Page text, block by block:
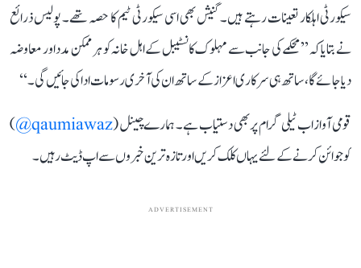
سیکورٹی اہلکار تعینات رہتے ہیں۔ گنیش بھی اسی سیکورٹی ٹیم کا حصہ تھے۔ پولیس ذرائع
نے بتایا کہ’’ محکمے کی جانب سے مہلوک کانسٹیبل کے اہل خانہ کو ہر ممکن مدد اور معاوضہ
دیا جائے گا، ساتھ ہی سرکاری اعزاز کے ساتھ ان کی آخری رسومات ادا کی جائیں گی۔‘‘
قومی آواز اب ٹیلی گرام پر بھی دستیاب ہے۔ ہمارے چینل (qaumiawaz@
)
کو جوائن کرنے کے لئے یہاں کلک کریں اور تازہ ترین خبروں سے اپ ڈیٹ رہیں۔
ADVERTISEMENT